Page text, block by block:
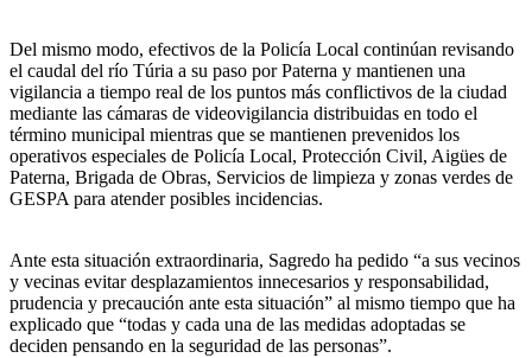
Del mismo modo, efectivos de la Policía Local continúan revisando
el caudal del río Túria a su paso por Paterna y mantienen una
vigilancia a tiempo real de los puntos más conflictivos de la ciudad
mediante las cámaras de videovigilancia distribuidas en todo el
término municipal mientras que se mantienen prevenidos los
operativos especiales de Policía Local, Protección Civil, Aigües de
Paterna, Brigada de Obras, Servicios de limpieza y zonas verdes de
GESPA para atender posibles incidencias.
Ante esta situación extraordinaria, Sagredo ha pedido “a sus vecinos
y vecinas evitar desplazamientos innecesarios y responsabilidad,
prudencia y precaución ante esta situación” al mismo tiempo que ha
explicado que “todas y cada una de las medidas adoptadas se
deciden pensando en la seguridad de las personas”.